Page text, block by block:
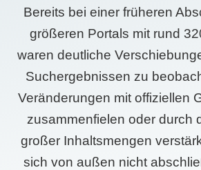
Bereits bei einer früheren
größeren Portals mit rund
waren deutliche
Suchergebnissen zu
Veränderungen mit offiziellen
zusammenfielen oder durch
großer Inhaltsmengen
sich von außen nicht